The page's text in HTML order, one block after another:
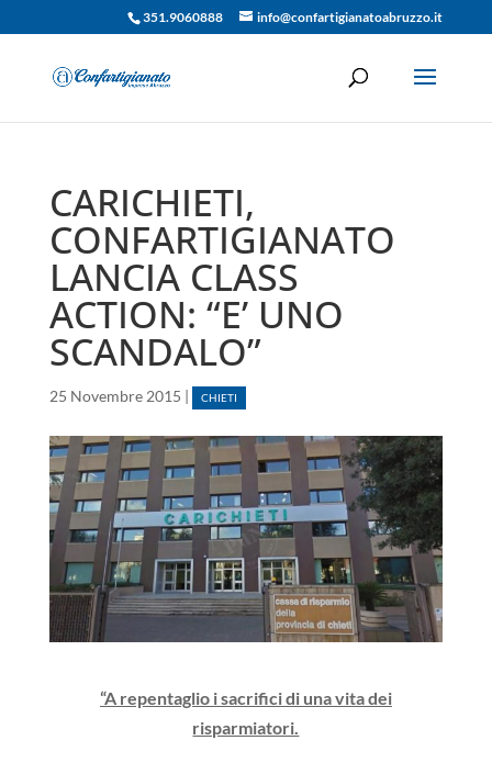
351.9060888 info@confartigianatoabruzzo.it
CARICHIETI,
CONFARTIGIANATO
LANCIA CLASS
ACTION: “E’ UNO
SCANDALO”
25 Novembre 2015 | CHIETI
“A repentaglio i sacrifici di una vita dei
risparmiatori.